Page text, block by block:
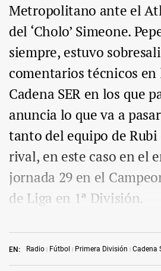
EN: Radio Fútbol Primera División Cadena
Metropolitano ante el
del ‘Cholo’ Simeone.
siempre, estuvo
comentarios técnicos
Cadena SER en los que
anuncia lo que va a
tanto del equipo de Rubi
rival, en este caso en el
jornada 29 en el
de Liga en 1ª División.